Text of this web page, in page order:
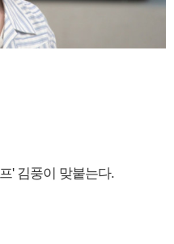
' 김풍이 맞붙는다.